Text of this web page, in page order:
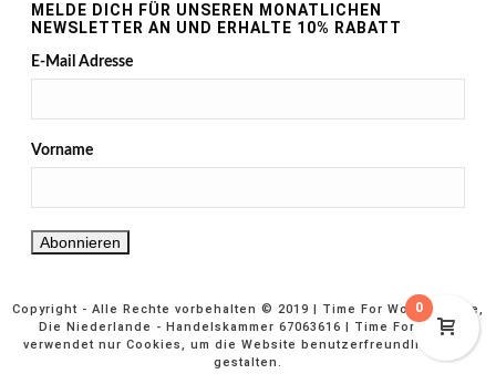
MELDE DICH FÜR UNSEREN MONATLICHEN
NEWSLETTER AN UND ERHALTE 10% RABATT
E-Mail Adresse
Vorname
Copyright - Alle Rechte vorbehalten © 2019 | Time For Wood Europe,
Die Niederlande - Handelskammer 67063616 | Time For Wood
verwendet nur Cookies, um die Website benutzerfreundlicher zu
gestalten.
0